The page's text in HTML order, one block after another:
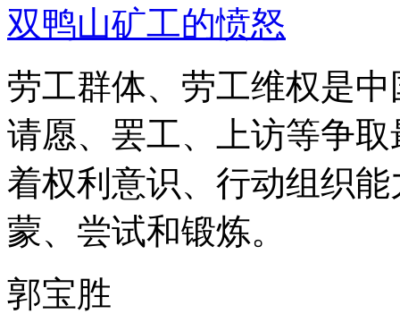
双鸭山矿工的愤怒
劳工群体、劳工维权是
请愿、罢工、上访等争
着权利意识、行动组织
蒙、尝试和锻炼。
郭宝胜